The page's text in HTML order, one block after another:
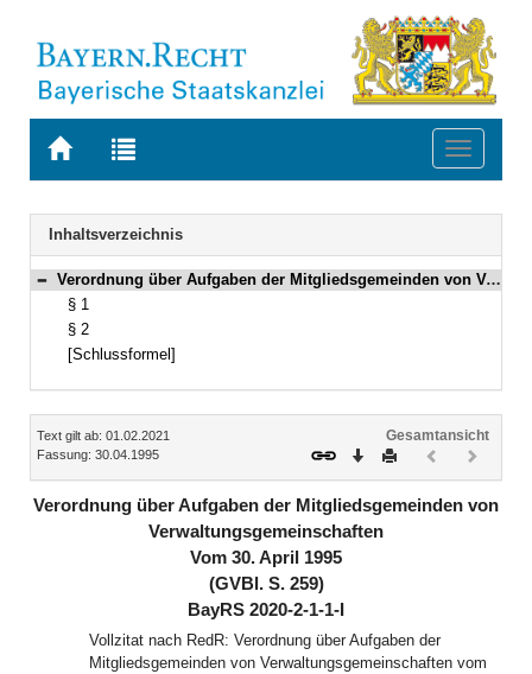
Zur
BAYERN.RECHT
Zur
letzten
Suche
Toggle
Navigation
Inhaltsverzeichnis
Bereich reduzieren
Verordnung über Aufgaben der Mitgliedsgemeinden von Verwaltungsgemeinschaften Vom 30. April 1995 (GVBl. S. 259) BayRS 2020-2-1-1-I (§§ 1–2)
§ 1
§ 2
[Schlussformel]
Inhalt
Text gilt ab: 01.02.2021
Fassung: 30.04.1995
Gesamtansicht
Download
DruckenVorheriges
Verordnung über Aufgaben der Mitgliedsgemeinden von
Verwaltungsgemeinschaften
Vom 30. April 1995
(GVBl. S. 259)
BayRS 2020-2-1-1-I
Vollzitat nach RedR: Verordnung über Aufgaben der
Mitgliedsgemeinden von Verwaltungsgemeinschaften vom